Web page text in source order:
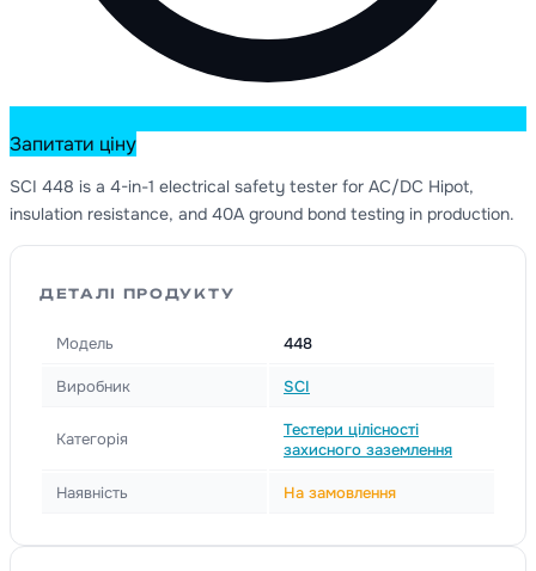
Запитати ціну
SCI 448 is a 4-in-1 electrical safety tester for AC/DC Hipot,
insulation resistance, and 40A ground bond testing in production.
ДЕТАЛІ ПРОДУКТУ
Модель 448
Виробник SCI
Категорія
Тестери цілісності
захисного заземлення
Наявність На замовлення